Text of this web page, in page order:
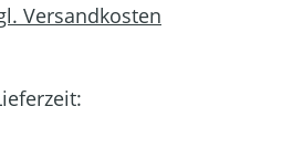
Versandkosten